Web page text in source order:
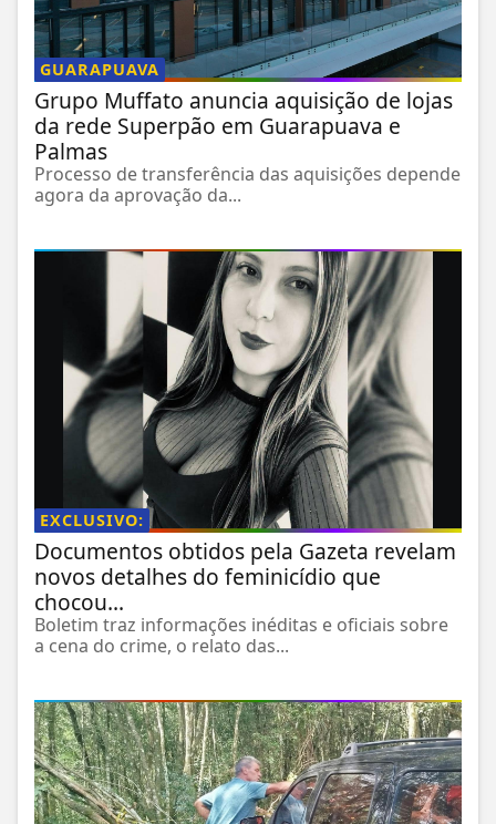
GUARAPUAVA
Grupo Muffato anuncia aquisição de lojas
da rede Superpão em Guarapuava e
Palmas
Processo de transferência das aquisições depende
agora da aprovação da...
EXCLUSIVO:
Documentos obtidos pela Gazeta revelam
novos detalhes do feminicídio que
chocou...
Boletim traz informações inéditas e oficiais sobre
a cena do crime, o relato das...